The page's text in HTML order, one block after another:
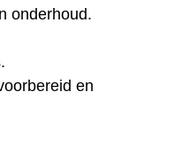
onderhoud.
en